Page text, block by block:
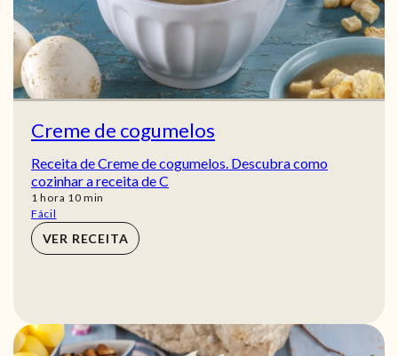
Creme de cogumelos
Receita de Creme de cogumelos. Descubra como
cozinhar a receita de C
1 hora
hora 10min
min
Fácil
VER RECEITA